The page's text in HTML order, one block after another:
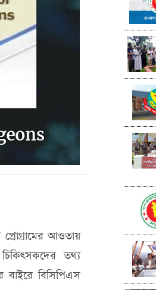
আওতায়
চিকিৎসকদের তথ্য
বাইরে বিসিপিএস